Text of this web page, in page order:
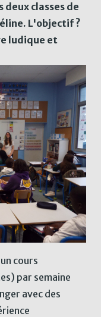
deux classes de
L'objectif ?
ludique et
cours
par semaine
avec des